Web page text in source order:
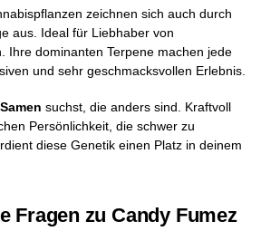
zeichnen sich auch durch
aus. Ideal für Liebhaber von
Ihre dominanten Terpene machen jede
und sehr geschmacksvollen Erlebnis.
suchst, die anders sind. Kraftvoll
Persönlichkeit, die schwer zu
diese Genetik einen Platz in deinem
Fragen zu Candy Fumez